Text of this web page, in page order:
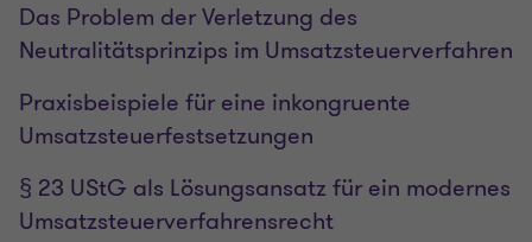
Das Problem der Verletzung des
Neutralitätsprinzips im Umsatzsteuerverfahren
Praxisbeispiele für eine inkongruente
Umsatzsteuerfestsetzungen
§ 23 UStG als Lösungsansatz für ein modernes
Umsatzsteuerverfahrensrecht